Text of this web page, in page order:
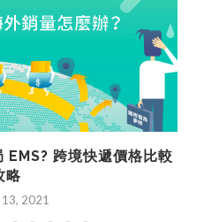
EMS? 跨境快遞價格比較
略
2021